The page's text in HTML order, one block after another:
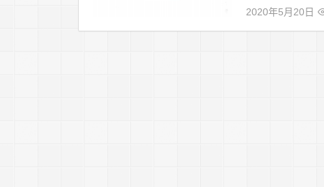
2020年5月20日